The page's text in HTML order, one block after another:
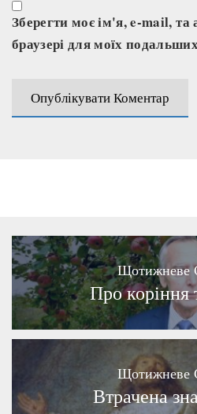
Зберегти моє ім'я, e-mail, та
браузері для моїх
Щотижневе
Про коріння
Щотижневе
Втрачена